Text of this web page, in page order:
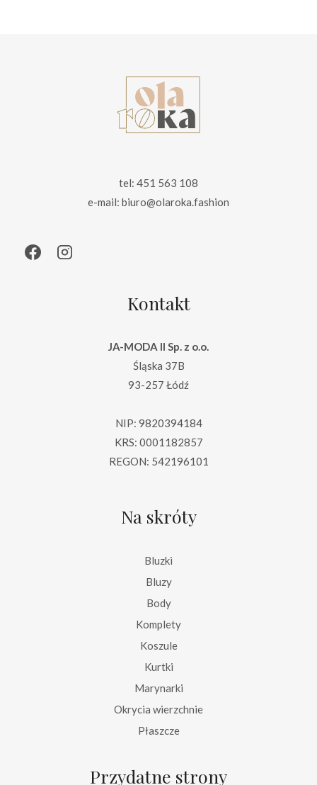
tel: 451 563 108
e-mail: biuro@olaroka.fashion
Kontakt
JA-MODA II Sp. z o.o.
Śląska 37B
93-257 Łódź
NIP: 9820394184
KRS: 0001182857
REGON: 542196101
Na skróty
Bluzki
Bluzy
Body
Komplety
Koszule
Kurtki
Marynarki
Okrycia wierzchnie
Płaszcze
Przydatne strony